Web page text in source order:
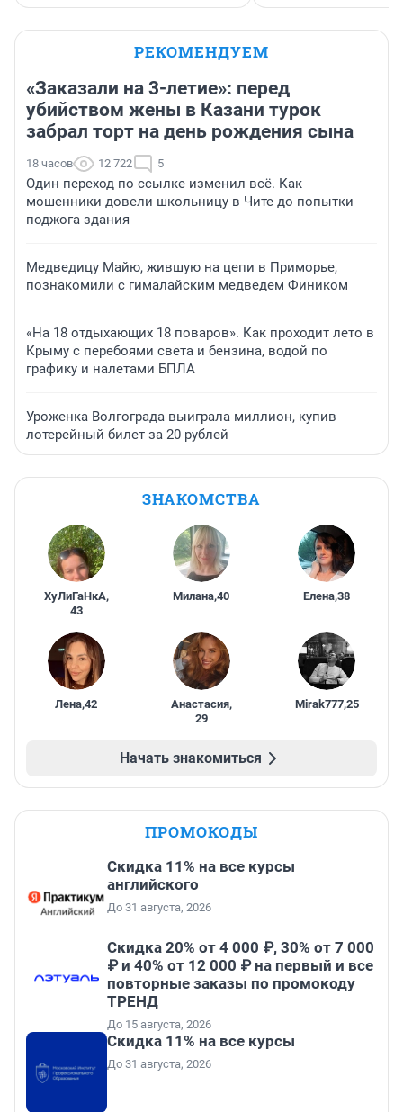
РЕКОМЕНДУЕМ
«Заказали на 3-летие»: перед
убийством жены в Казани турок
забрал торт на день рождения сына
18 часов 12 722 5
Один переход по ссылке изменил всё. Как
мошенники довели школьницу в Чите до попытки
поджога здания
Медведицу Майю, жившую на цепи в Приморье,
познакомили с гималайским медведем Фиником
«На 18 отдыхающих 18 поваров». Как проходит лето в
Крыму с перебоями света и бензина, водой по
графику и налетами БПЛА
Уроженка Волгограда выиграла миллион, купив
лотерейный билет за 20 рублей
ЗНАКОМСТВА
ХуЛиГаНкА,
43
Милана,40 Елена,38
Лена,42 Анастасия,
29
Mirak777,25
Начать знакомиться
ПРОМОКОДЫ
Скидка 11% на все курсы
английского
До 31 августа, 2026
Скидка 20% от 4 000 ₽, 30% от 7 000
₽ и 40% от 12 000 ₽ на первый и все
повторные заказы по промокоду
ТРЕНД
До 15 августа, 2026
Скидка 11% на все курсы
До 31 августа, 2026